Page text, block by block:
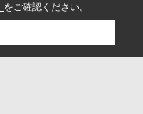
をご確認ください。